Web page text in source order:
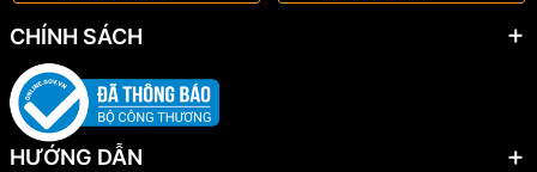
CHÍNH SÁCH
HƯỚNG DẪN